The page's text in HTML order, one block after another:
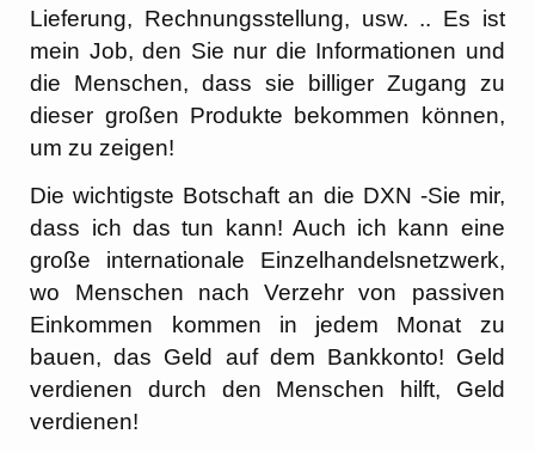
Lieferung, Rechnungsstellung, usw. .. Es ist
mein Job, den Sie nur die Informationen und
die Menschen, dass sie billiger Zugang zu
dieser großen Produkte bekommen können,
um zu zeigen!
Die wichtigste Botschaft an die DXN -Sie mir,
dass ich das tun kann! Auch ich kann eine
große internationale Einzelhandelsnetzwerk,
wo Menschen nach Verzehr von passiven
Einkommen kommen in jedem Monat zu
bauen, das Geld auf dem Bankkonto! Geld
verdienen durch den Menschen hilft, Geld
verdienen!